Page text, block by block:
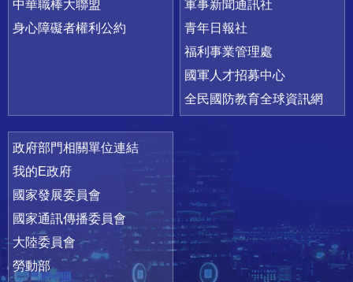
中華職棒大聯盟
身心障礙者權利公約
軍事新聞通訊社
青年日報社
福利事業管理處
國軍人才招募中心
全民國防教育全球資訊網
政府部門相關單位連結
我的E政府
國家發展委員會
國家通訊傳播委員會
大陸委員會
勞動部